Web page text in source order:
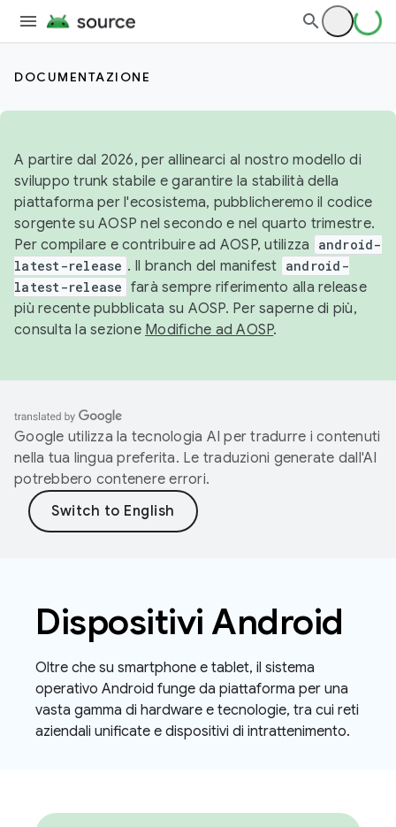
DOCUMENTAZIONE
A partire dal 2026, per allinearci al nostro modello di
sviluppo trunk stabile e garantire la stabilità della
piattaforma per l'ecosistema, pubblicheremo il codice
sorgente su AOSP nel secondo e nel quarto trimestre.
Per compilare e contribuire ad AOSP, utilizza
android-
latest-release . Il branch del manifest android-
latest-release farà sempre riferimento alla release
più recente pubblicata su AOSP. Per saperne di più,
consulta la sezione Modifiche ad AOSP.
Google utilizza la tecnologia AI per tradurre i contenuti
nella tua lingua preferita. Le traduzioni generate dall'AI
potrebbero contenere errori.
Dispositivi Android
Oltre che su smartphone e tablet, il sistema
operativo Android funge da piattaforma per una
vasta gamma di hardware e tecnologie, tra cui reti
aziendali unificate e dispositivi di intrattenimento.